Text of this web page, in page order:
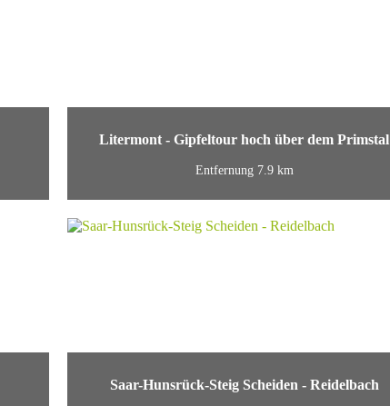
Litermont - Gipfeltour hoch über dem Primstal
Entfernung 7.9 km
Saar-Hunsrück-Steig Scheiden - Reidelbach